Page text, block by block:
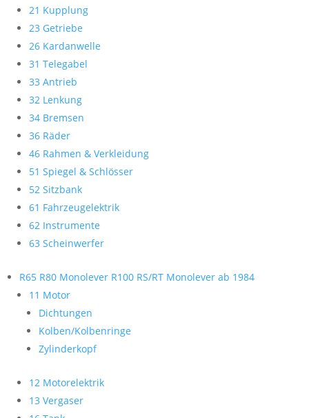
21 Kupplung
23 Getriebe
26 Kardanwelle
31 Telegabel
33 Antrieb
32 Lenkung
34 Bremsen
36 Räder
46 Rahmen & Verkleidung
51 Spiegel & Schlösser
52 Sitzbank
61 Fahrzeugelektrik
62 Instrumente
63 Scheinwerfer
R65 R80 Monolever R100 RS/RT Monolever ab 1984
11 Motor
Dichtungen
Kolben/Kolbenringe
Zylinderkopf
12 Motorelektrik
13 Vergaser